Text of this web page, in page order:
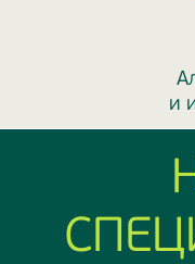
и